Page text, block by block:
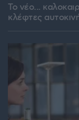
Το νέο...
κλέφτες